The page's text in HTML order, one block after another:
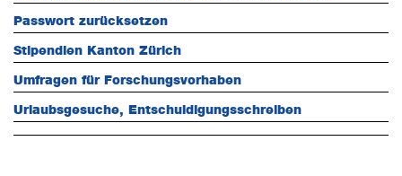
Passwort zurücksetzen
Stipendien Kanton Zürich
Umfragen für Forschungsvorhaben
Urlaubsgesuche, Entschuldigungsschreiben